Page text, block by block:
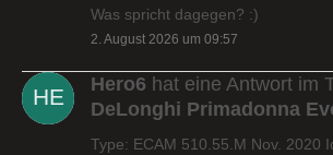
Was spricht dagegen? :)
2. August 2026 um 09:57
Hero6 hat eine Antwort im
DeLonghi Primadonna
Type: ECAM 510.55.M Nov. 2020